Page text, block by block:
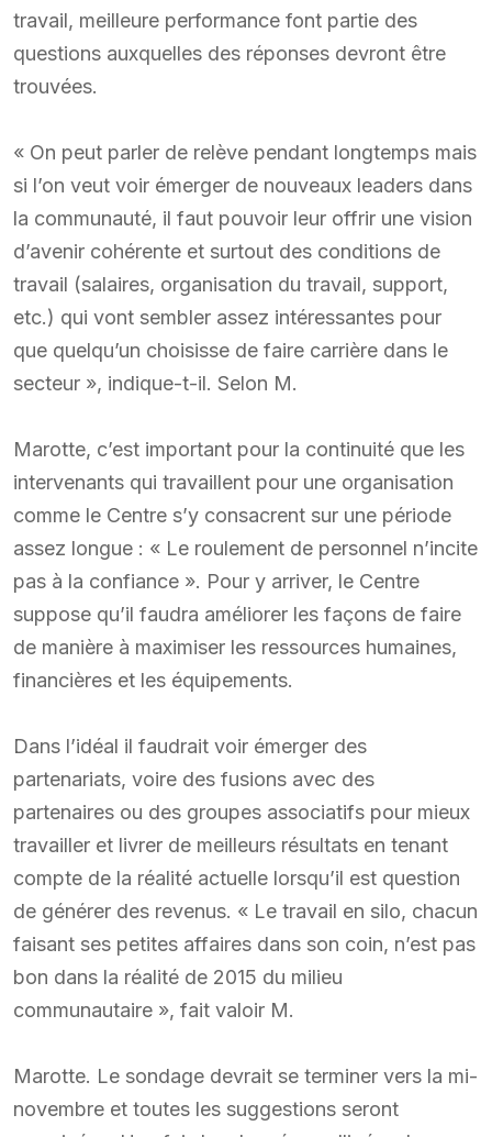
travail, meilleure performance font partie des
questions auxquelles des réponses devront être
trouvées.
« On peut parler de relève pendant longtemps mais
si l’on veut voir émerger de nouveaux leaders dans
la communauté, il faut pouvoir leur offrir une vision
d’avenir cohérente et surtout des conditions de
travail (salaires, organisation du travail, support,
etc.) qui vont sembler assez intéressantes pour
que quelqu’un choisisse de faire carrière dans le
secteur », indique-t-il. Selon M.
Marotte, c’est important pour la continuité que les
intervenants qui travaillent pour une organisation
comme le Centre s’y consacrent sur une période
assez longue : « Le roulement de personnel n’incite
pas à la confiance ». Pour y arriver, le Centre
suppose qu’il faudra améliorer les façons de faire
de manière à maximiser les ressources humaines,
financières et les équipements.
Dans l’idéal il faudrait voir émerger des
partenariats, voire des fusions avec des
partenaires ou des groupes associatifs pour mieux
travailler et livrer de meilleurs résultats en tenant
compte de la réalité actuelle lorsqu’il est question
de générer des revenus. « Le travail en silo, chacun
faisant ses petites affaires dans son coin, n’est pas
bon dans la réalité de 2015 du milieu
communautaire », fait valoir M.
Marotte. Le sondage devrait se terminer vers la mi-
novembre et toutes les suggestions seront